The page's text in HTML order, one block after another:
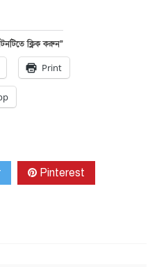
ক্লিক করুন”
Print
Pinterest